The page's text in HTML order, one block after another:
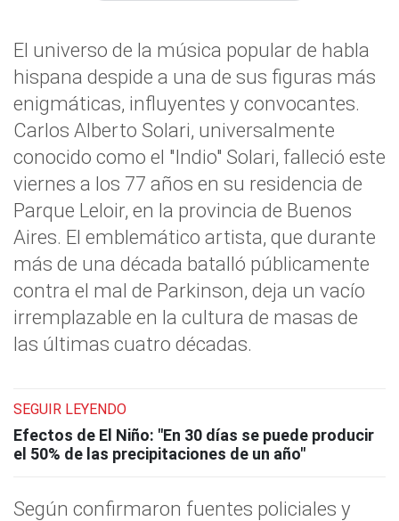
El universo de la música popular de habla
hispana despide a una de sus figuras más
enigmáticas, influyentes y convocantes.
Carlos Alberto Solari, universalmente
conocido como el "Indio" Solari, falleció este
viernes a los 77 años en su residencia de
Parque Leloir, en la provincia de Buenos
Aires. El emblemático artista, que durante
más de una década batalló públicamente
contra el mal de Parkinson, deja un vacío
irremplazable en la cultura de masas de
las últimas cuatro décadas.
SEGUIR LEYENDO
Efectos de El Niño: "En 30 días se puede producir
el 50% de las precipitaciones de un año"
Según confirmaron fuentes policiales y